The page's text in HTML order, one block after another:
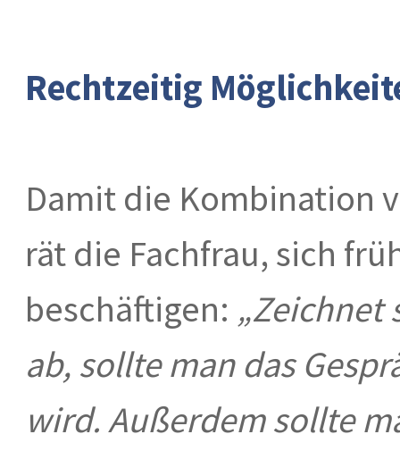
Rechtzeitig
Damit die Kombination
rät die Fachfrau, sich
beschäftigen: „Zeichnet
ab, sollte man das
wird. Außerdem sollte